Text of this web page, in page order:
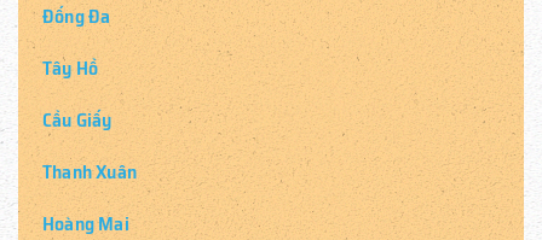
Đống Đa
Tây Hồ
Cầu Giấy
Thanh Xuân
Hoàng Mai